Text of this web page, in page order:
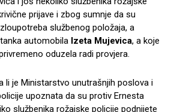
prijave i zbog sumnje da su
službenog položaja, a
automobila Izeta Mujevica, a koje
oduzela radi provjera.
li je Ministarstvo unutrašnjih poslova i
upoznata da su protiv Ernesta
službenika rožajske policije podnijete